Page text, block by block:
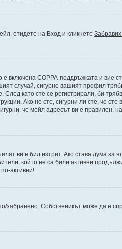
отидете на Вход и кликнете
включена COPPA-поддръжката и вие
случай, сигурно вашият профил
След като сте се регистрирали, би
Ако не сте, сигурни ли сте, че
че мейл адресът ви е правилен,
ви е бил изтрит. Ако става дума за
който не са били активни
активни!
забранено. Собственикът може да е